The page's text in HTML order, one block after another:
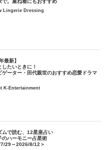
で。重ね着にもおすすめ
Lingerie Dressing
最新】
したいときに！
ゲーター・田代親世のおすすめ恋愛ドラマ
K-Entertainment
ムで読む、12星座占い
のハーモニー占星術
29～2026/8/12＞